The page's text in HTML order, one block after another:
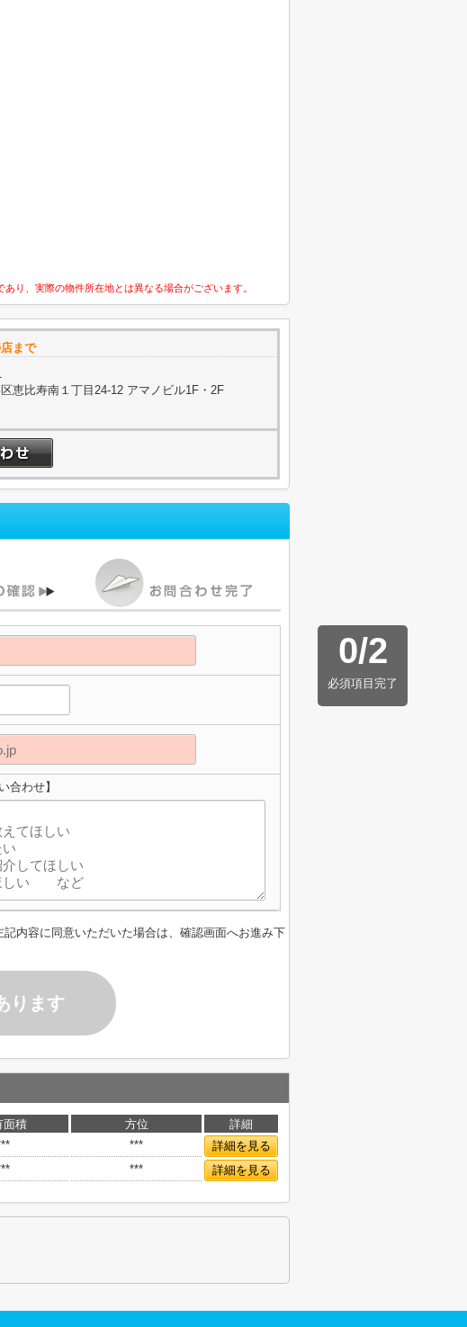
り、実際の物件所在地とは異なる場合がございます。
まで
恵比寿南１丁目24-12 アマノビル1F・2F
0/2
必須項目完了
合わせ】
内容に同意いただいた場合は、確認画面へお進み下
ります
面積 方位
詳細
***
詳細を見る
*** 詳細を見る